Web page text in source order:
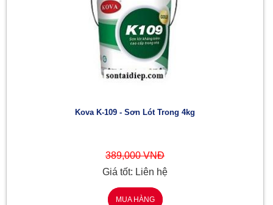
Kova K-109 - Sơn Lót Trong 4kg
389,000 VNĐ
Giá tốt: Liên hệ
MUA HÀNG